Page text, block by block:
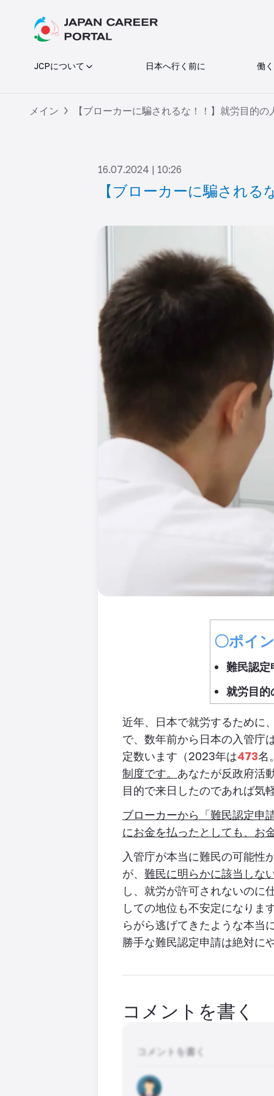
JCPについて 日本へ行く前に 働く
メイン 【ブローカーに騙されるな！！】就労目的
16.07.2024 | 10:26
【ブローカーに騙され
〇ポイ
難民認定
就労目的
近年、日本で就労するために
で、数年前から日本の入管庁
定数います（2023年は473名
制度です。 あなたが反政府活
目的で来日したのであれば気
ブローカーから「難民認定申
にお金を払ったとしても、お
入管庁が本当に難民の可能性
が、 難民に明らかに該当しな
し、就労が許可されないのに
しての地位も不安定になりま
らがら逃げてきたような本当
勝手な難民認定申請は絶対に
コメントを書く
コメントを書く